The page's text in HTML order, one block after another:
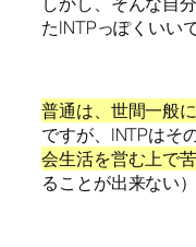
たINTPっぽくいい
普通は、世間一般
ですが、INTPはそ
会生活を営む上で
ることが出来ない）